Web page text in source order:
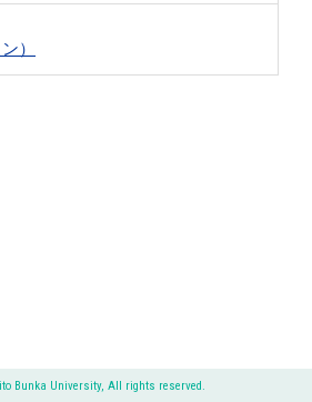
）
Bunka University, All rights reserved.